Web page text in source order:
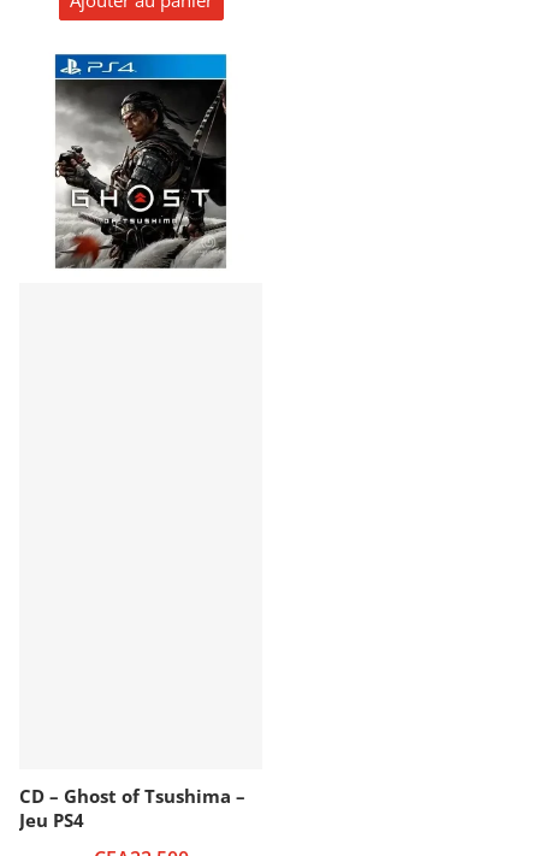
CD – Ghost of Tsushima –
Jeu PS4